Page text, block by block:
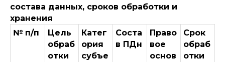
состава данных, сроков обработки и
хранения
№ п/п
Цель
обраб
отки
Катег
ория
субъе
Соста
в ПДн
Право
вое
основ
Срок
обраб
отки